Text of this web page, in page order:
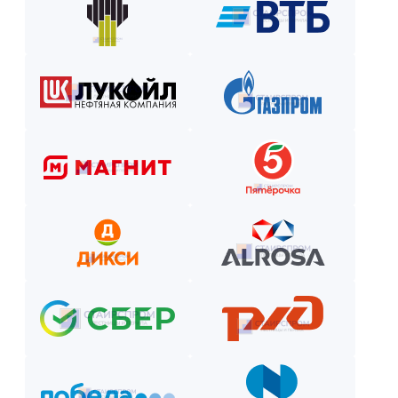
Закажите лестницу или ограждение с удобной схемой
Рассчитаем стоимость, подберём вариант расчёта и начнём
Как оплатить? Пошаговая инструкция
Получите смету и договор.
Выберите способ оплаты из предложенных.
Внесите предоплату (если требуется).
Отслеживайте этапы производства и монтажа.
Оплатите остаток после приёмки —
и наслаждайтесь новой конструкцией!